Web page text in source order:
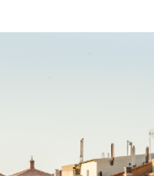
Kostenloses Kaffee-
Teeset